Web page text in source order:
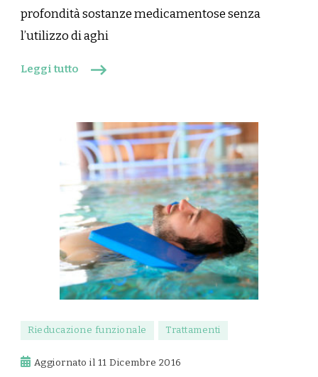
profondità sostanze medicamentose senza
l’utilizzo di aghi
Leggi tutto
Aggiornato il 11 Dicembre 2016
Rieducazione funzionale Trattamenti